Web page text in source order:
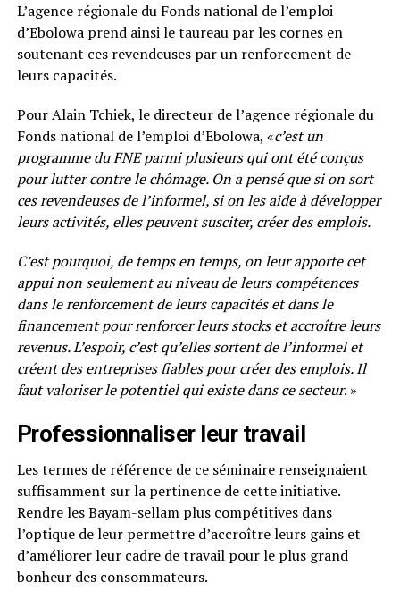
L’agence régionale du Fonds national de l’emploi
d’Ebolowa prend ainsi le taureau par les cornes en
soutenant ces revendeuses par un renforcement de
leurs capacités.
Pour Alain Tchiek, le directeur de l’agence régionale du
Fonds national de l’emploi d’Ebolowa, «c’est un
programme du FNE parmi plusieurs qui ont été conçus
pour lutter contre le chômage. On a pensé que si on sort
ces revendeuses de l’informel, si on les aide à développer
leurs activités, elles peuvent susciter, créer des emplois.
C’est pourquoi, de temps en temps, on leur apporte cet
appui non seulement au niveau de leurs compétences
dans le renforcement de leurs capacités et dans le
financement pour renforcer leurs stocks et accroître leurs
revenus. L’espoir, c’est qu’elles sortent de l’informel et
créent des entreprises fiables pour créer des emplois. Il
faut valoriser le potentiel qui existe dans ce secteur. »
Professionnaliser leur travail
Les termes de référence de ce séminaire renseignaient
suffisamment sur la pertinence de cette initiative.
Rendre les Bayam-sellam plus compétitives dans
l’optique de leur permettre d’accroître leurs gains et
d’améliorer leur cadre de travail pour le plus grand
bonheur des consommateurs.